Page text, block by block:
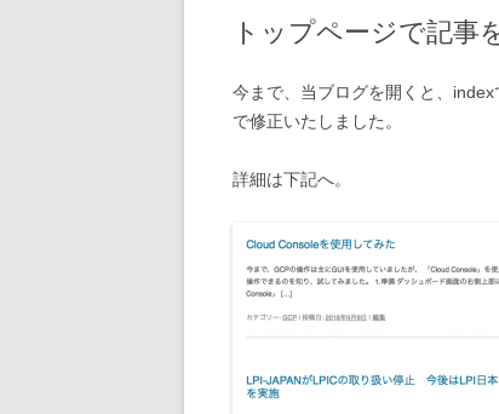
トップページで記事
今まで、当ブログを開くと、
で修正いたしました。
詳細は下記へ。